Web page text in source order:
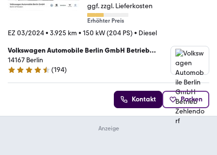
ggf. zzgl. Lieferkosten
Erhöhter Preis
EZ 03/2024• 3.925 km • 150 kW (204 PS) • Diesel
Volkswagen Automobile Berlin GmbH Betrieb
Zehlendorf
14167 Berlin
4.4 Sterne
(194)
Kontakt Parken